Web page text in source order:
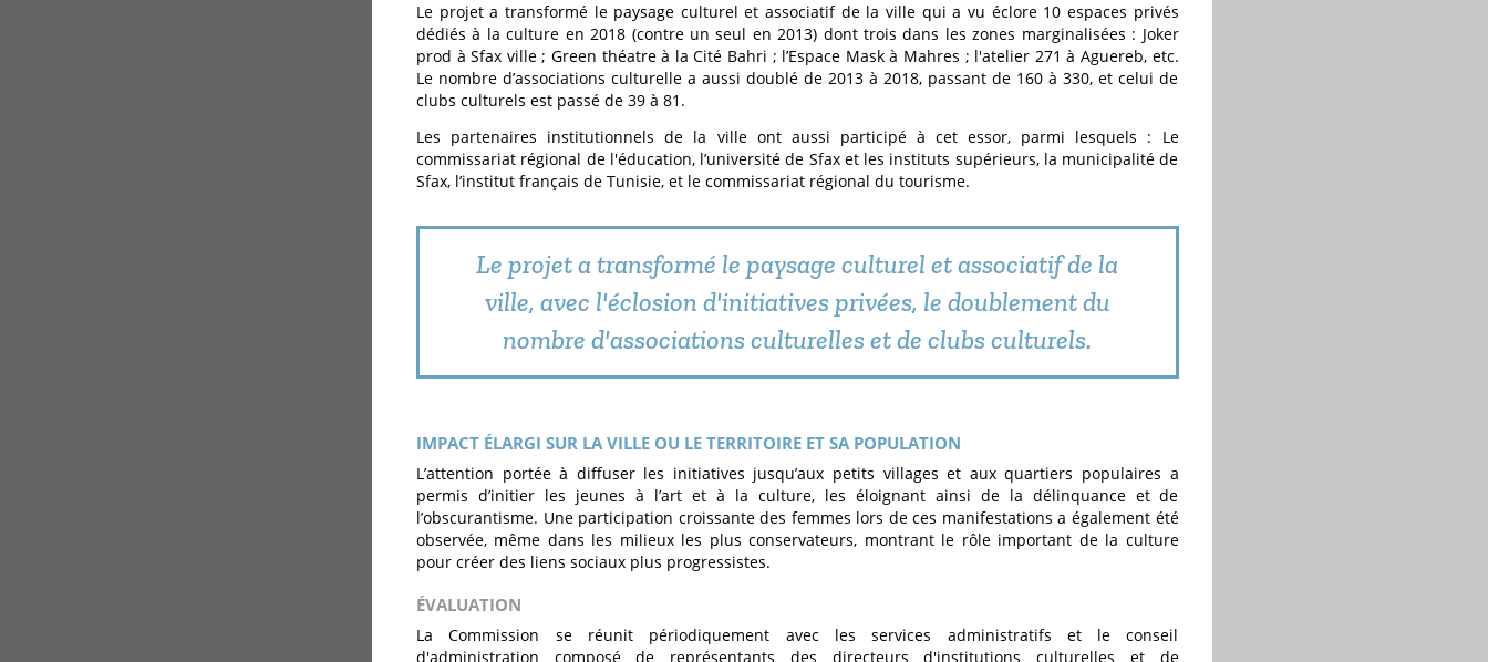
Le projet a transformé le paysage culturel et associatif de la ville qui a vu éclore 10 espaces privés
dédiés à la culture en 2018 (contre un seul en 2013) dont trois dans les zones marginalisées : Joker
prod à Sfax ville ; Green théatre à la Cité Bahri ; l’Espace Mask à Mahres ; l'atelier 271 à Aguereb, etc.
Le nombre d’associations culturelle a aussi doublé de 2013 à 2018, passant de 160 à 330, et celui de
clubs culturels est passé de 39 à 81.
Les partenaires institutionnels de la ville ont aussi participé à cet essor, parmi lesquels : Le
commissariat régional de l'éducation, l’université de Sfax et les instituts supérieurs, la municipalité de
Sfax, l’institut français de Tunisie, et le commissariat régional du tourisme.
Le projet a transformé le paysage culturel et associatif de la
ville, avec l'éclosion d'initiatives privées, le doublement du
nombre d'associations culturelles et de clubs culturels.
IMPACT ÉLARGI SUR LA VILLE OU LE TERRITOIRE ET SA POPULATION
L’attention portée à diffuser les initiatives jusqu’aux petits villages et aux quartiers populaires a
permis d’initier les jeunes à l’art et à la culture, les éloignant ainsi de la délinquance et de
l’obscurantisme. Une participation croissante des femmes lors de ces manifestations a également été
observée, même dans les milieux les plus conservateurs, montrant le rôle important de la culture
pour créer des liens sociaux plus progressistes.
ÉVALUATION
La Commission se réunit périodiquement avec les services administratifs et le conseil
d'administration composé de représentants des directeurs d'institutions culturelles et de